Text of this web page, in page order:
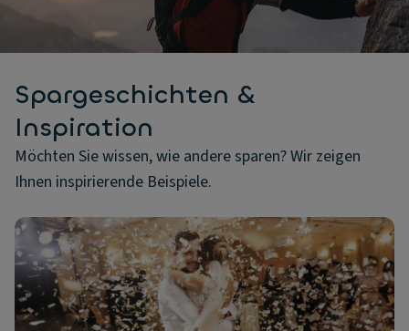
Spargeschichten &
Inspiration
Möchten Sie wissen, wie andere sparen? Wir zeigen
Ihnen inspirierende Beispiele.